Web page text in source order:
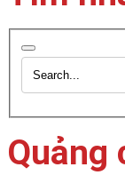
Quảng